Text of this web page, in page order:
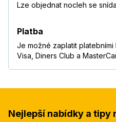
Lze objednat nocleh se
Platba
Je možné zaplatit platebními
Visa, Diners Club a
Nejlepší nabídky a tipy